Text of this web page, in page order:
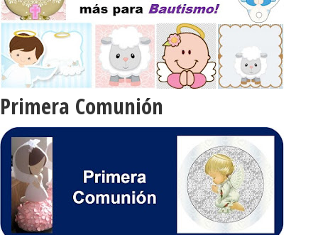
Primera Comunión